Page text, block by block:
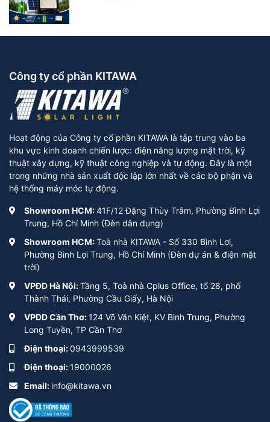
Công ty cổ phần KITAWA
Hoạt động của Công ty cổ phần KITAWA là tập trung vào ba
khu vực kinh doanh chiến lược: điện năng lượng mặt trời, kỹ
thuật xây dựng, kỹ thuật công nghiệp và tự động. Đây là một
trong những nhà sản xuất độc lập lớn nhất về các bộ phận và
hệ thống máy móc tự động.
Showroom HCM:41F/12 Đặng Thùy Trâm, Phường Bình Lợi
Trung, Hồ Chí Minh (Đèn dân dụng)
Showroom HCM:Toà nhà KITAWA - Số 330 Bình Lợi,
Phường Bình Lợi Trung, Hồ Chí Minh (Đèn dự án & điện mặt
trời)
VPĐD Hà Nội:Tầng 5, Toà nhà Cplus Office, tổ 28, phố
Thành Thái, Phường Cầu Giấy, Hà Nội
VPĐD Cần Thơ:124 Võ Văn Kiệt, KV Bình Trung, Phường
Long Tuyền, TP Cần Thơ
Điện thoại:0943999539
Điện thoại:19000026
Email: info@kitawa.vn